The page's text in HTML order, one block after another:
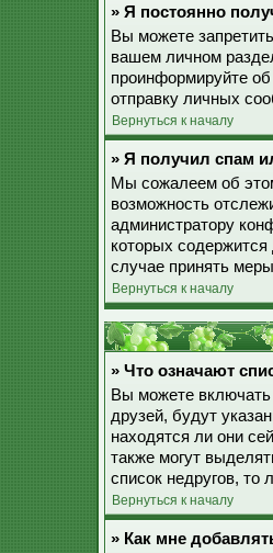
» Я постоянно
Вы можете
вашем личном
проинформируйте
отправку личных
Вернуться к началу
» Я получил спам
Мы сожалеем об
возможность
администратору
которых
случае принять
Вернуться к началу
» Что означают
Вы можете включать
друзей, будут
находятся ли они
также могут
список недругов,
Вернуться к началу
» Как мне